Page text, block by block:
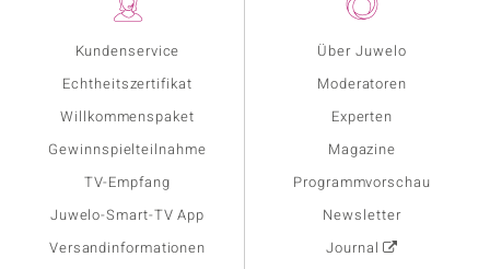
Kundenservice
Echtheitszertifikat
Willkommenspaket
Gewinnspielteilnahme
TV-Empfang
Juwelo-Smart-TV App
Versandinformationen
Über Juwelo
Moderatoren
Experten
Magazine
Programmvorschau
Newsletter
Journal